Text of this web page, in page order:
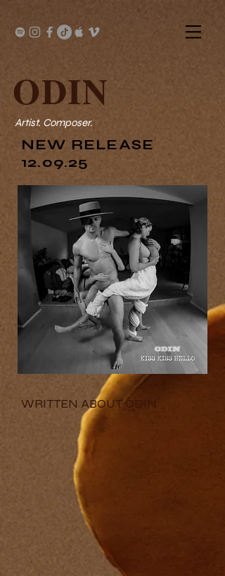
ODIN
Artist. Composer.
NEW RELEASE
12.09.25
WRITTEN ABOUT ODIN